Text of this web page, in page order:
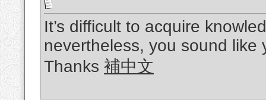
It’s difficult to acquire
nevertheless, you sound
Thanks 補中文